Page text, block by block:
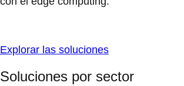
Explorar las soluciones
Soluciones por sector